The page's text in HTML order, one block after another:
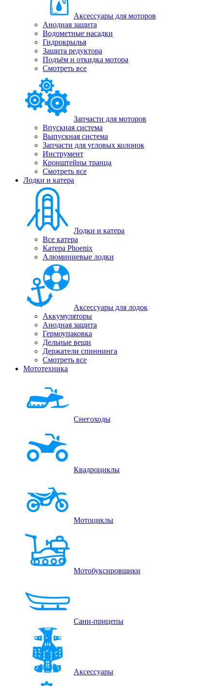
Аксессуары для моторов
Анодная защита
Водометные насадки
Гидрокрылья
Защита редуктора
Подъём и откидка мотора
Смотреть все
Запчасти для моторов
Впускная система
Выпускная система
Запчасти для угловых колонок
Инструмент
Кронштейны транца
Смотреть все
Лодки и катера
Лодки и катера
Все катера
Катера Phoenix
Алюминиевые лодки
Аксессуары для лодок
Аккумуляторы
Анодная защита
Гермоупаковка
Дельные вещи
Держатели спиннинга
Смотреть все
Мототехника
Снегоходы
Квадроциклы
Мотоциклы
Мотобуксировщики
Сани-прицепы
Аксессуары